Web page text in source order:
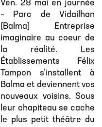
Ven. 28 mai en journée
– Parc de Vidailhan
(Balma) Entreprise
imaginaire au coeur de
la réalité. Les
Établissements Félix
Tampon s’installent à
Balma et deviennent vos
nouveaux voisins. Sous
leur chapiteau se cache
le plus petit théâtre du